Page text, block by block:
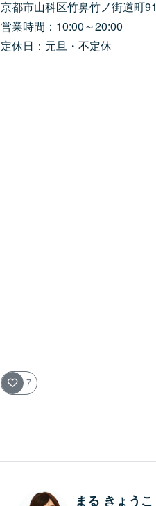
京都市山科区竹鼻竹ノ街道町91
営業時間：10:00～20:00
定休日：元旦・不定休
7
まる きょうこ